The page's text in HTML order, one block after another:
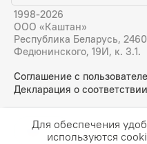
1998-2026
ООО «Каштан»
Республика Беларусь,
Федюнинского, 19И, к. 3.1.
Соглашение с
Декларация о соответствии
RU EN
Для обеспечения
используются